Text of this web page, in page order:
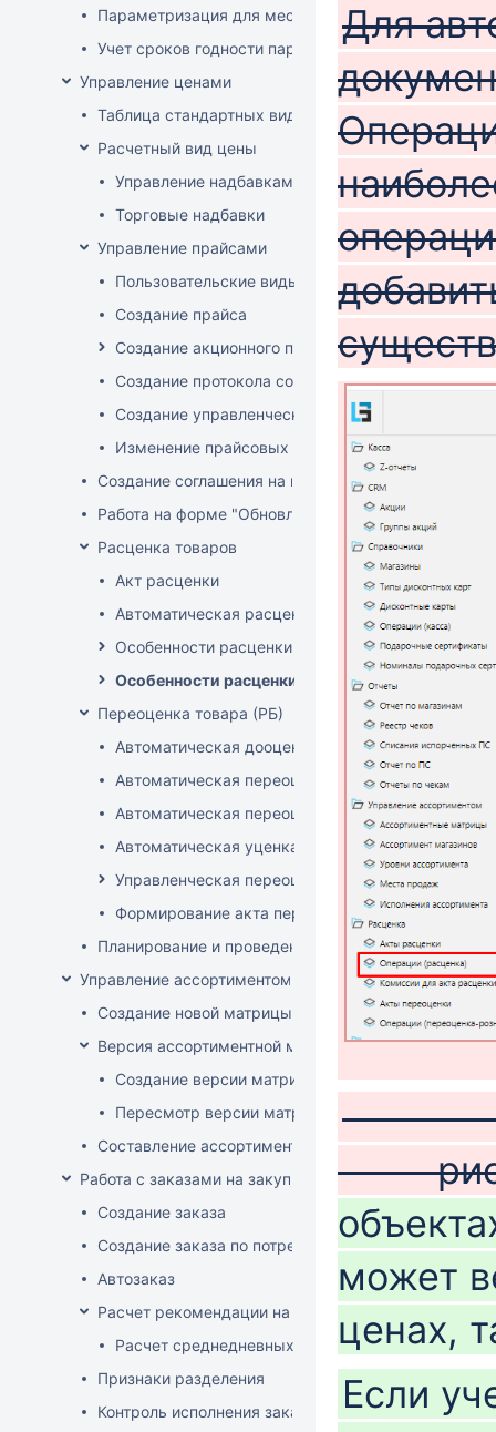
Параметризация для места хранения механизма
Учет сроков годности партий
Управление ценами
Таблица стандартных видов цен
Расчетный вид цены
Управление надбавками
Торговые надбавки
Управление прайсами
Пользовательские виды цен
Создание прайса
Создание акционного прайса
Создание протокола согласования цен
Создание управленческого прайса
Изменение прайсовых цен
Создание соглашения на поставку
Работа на форме "Обновление розничных цен"
Расценка товаров
Акт расценки
Автоматическая расценка при проведении
Особенности расценки в РБ
Особенности расценки РФ
Переоценка товара (РБ)
Автоматическая дооценка товаров
Автоматическая переоценка акционного товара
Автоматическая переоценка по прайсам и
Автоматическая уценка товаров
Управленческая переоценка
Формирование акта переоценки
Планирование и проведение акций
Управление ассортиментом магазинов
Создание новой матрицы
Версия ассортиментной матрицы
Создание версии матрицы
Пересмотр версии матрицы
Составление ассортимента магазина
Работа с заказами на закупку
Создание заказа
Создание заказа по потребностям
Автозаказ
Расчет рекомендации на закупку
Расчет среднедневных продаж
Признаки разделения
Контроль исполнения заказов поставщиком
Для
может
ценах,
Если